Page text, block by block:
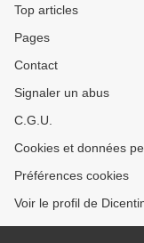
Top articles
Pages
Contact
Signaler un abus
C.G.U.
Cookies et données
Préférences cookies
Voir le profil de